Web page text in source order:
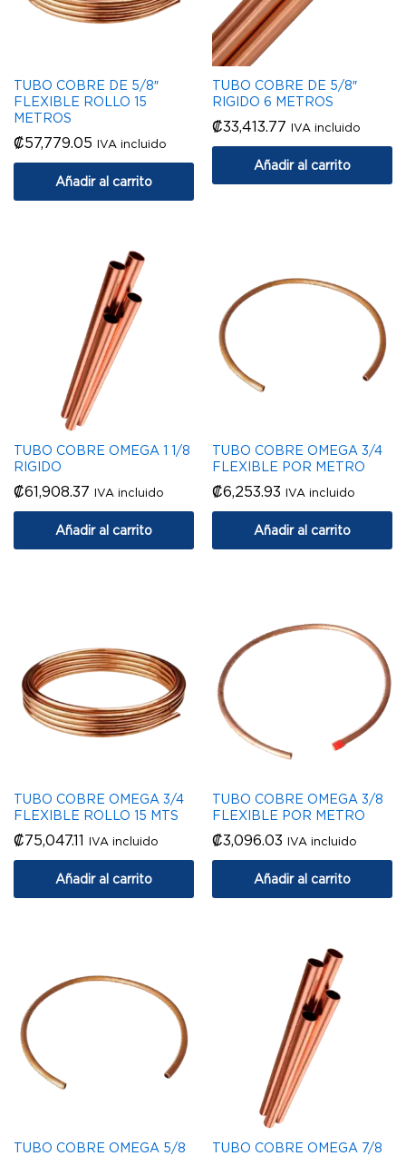
TUBO COBRE DE 5/8″
FLEXIBLE ROLLO 15
METROS
₡57,779.05 IVA incluido
Añadir al carrito
TUBO COBRE DE 5/8″
RIGIDO 6 METROS
₡33,413.77 IVA incluido
Añadir al carrito
TUBO COBRE OMEGA 1 1/8
RIGIDO
₡61,908.37 IVA incluido
Añadir al carrito
TUBO COBRE OMEGA 3/4
FLEXIBLE POR METRO
₡6,253.93 IVA incluido
Añadir al carrito
TUBO COBRE OMEGA 3/4
FLEXIBLE ROLLO 15 MTS
₡75,047.11 IVA incluido
Añadir al carrito
TUBO COBRE OMEGA 3/8
FLEXIBLE POR METRO
₡3,096.03 IVA incluido
Añadir al carrito
TUBO COBRE OMEGA 5/8
TUBO COBRE OMEGA 7/8